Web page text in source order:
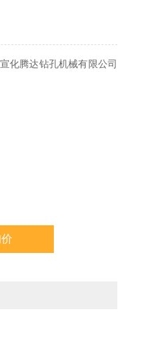
化腾达钻孔机械有限公司